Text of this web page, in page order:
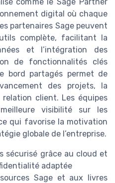
digital où chaque
partenaires Sage peuvent
complète, facilitant la
et l’intégration des
de fonctionnalités clés
bord partagés permet de
des projets, la
client. Les équipes
visibilité sur les
qui favorise la motivation
globale de l’entreprise.
sécurisé grâce au cloud et
adaptée
Sage et aux livres